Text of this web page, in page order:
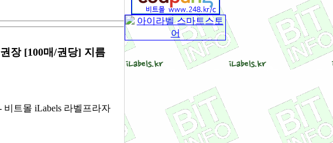
장 [100매/권당] 지름
비트몰 iLabels 라벨프라자